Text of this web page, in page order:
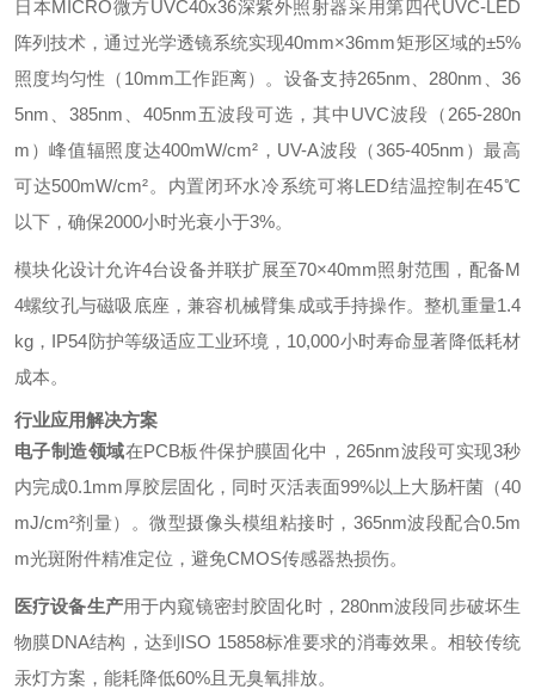
日本MICRO微方UVC40x36深紫外照射器采用第四代UVC-LED
阵列技术，通过光学透镜系统实现40mm×36mm矩形区域的±5%
照度均匀性（10mm工作距离）。设备支持265nm、280nm、36
5nm、385nm、405nm五波段可选，其中UVC波段（265-280n
m）峰值辐照度达400mW/cm²，UV-A波段（365-405nm）最高
可达500mW/cm²。内置闭环水冷系统可将LED结温控制在45℃
以下，确保2000小时光衰小于3%。
模块化设计允许4台设备并联扩展至70×40mm照射范围，配备M
4螺纹孔与磁吸底座，兼容机械臂集成或手持操作。整机重量1.4
kg，IP54防护等级适应工业环境，10,000小时寿命显著降低耗材
成本。
行业应用解决方案
电子制造领域在PCB板件保护膜固化中，265nm波段可实现3秒
内完成0.1mm厚胶层固化，同时灭活表面99%以上大肠杆菌（40
mJ/cm²剂量）。微型摄像头模组粘接时，365nm波段配合0.5m
m光斑附件精准定位，避免CMOS传感器热损伤。
医疗设备生产用于内窥镜密封胶固化时，280nm波段同步破坏生
物膜DNA结构，达到ISO 15858标准要求的消毒效果。相较传统
汞灯方案，能耗降低60%且无臭氧排放。